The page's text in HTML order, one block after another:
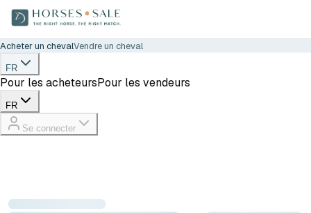
Acheter un chevalVendre un cheval
FR
Pour les acheteursPour les vendeurs
FR
Se connecter